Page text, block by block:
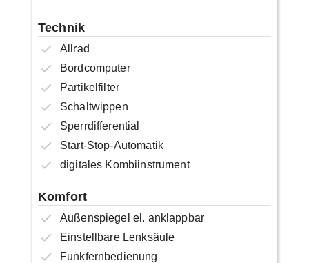
Technik
Allrad
Bordcomputer
Partikelfilter
Schaltwippen
Sperrdifferential
Start-Stop-Automatik
digitales Kombiinstrument
Komfort
Außenspiegel el. anklappbar
Einstellbare Lenksäule
Funkfernbedienung